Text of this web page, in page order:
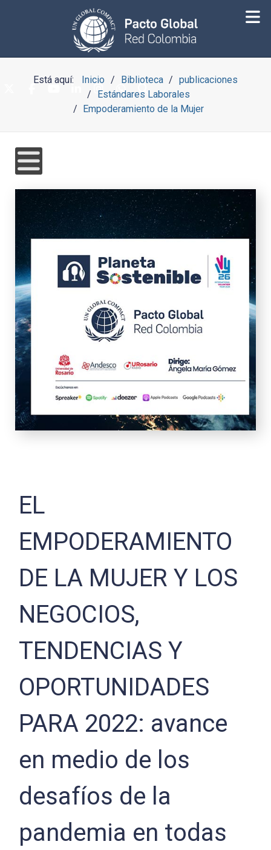
Está aquí: Inicio Biblioteca
publicaciones
Estándares Laborales
Empoderamiento de la Mujer
EL
EMPODERAMIENTO
DE LA MUJER Y LOS
NEGOCIOS,
TENDENCIAS Y
OPORTUNIDADES
PARA 2022: avance
en medio de los
desafíos de la
pandemia en todas